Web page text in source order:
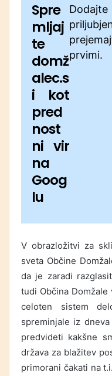
Spre
mljaj
te
domž
alec.s
i kot
pred
nost
ni vir
na
Goog
lu
prvimi.
V obrazložitvi za
sveta Občine
da je zaradi
tudi Občina
celoten sistem
spreminjale iz
predvideti kakšne
država za blažitev
primorani čakati na